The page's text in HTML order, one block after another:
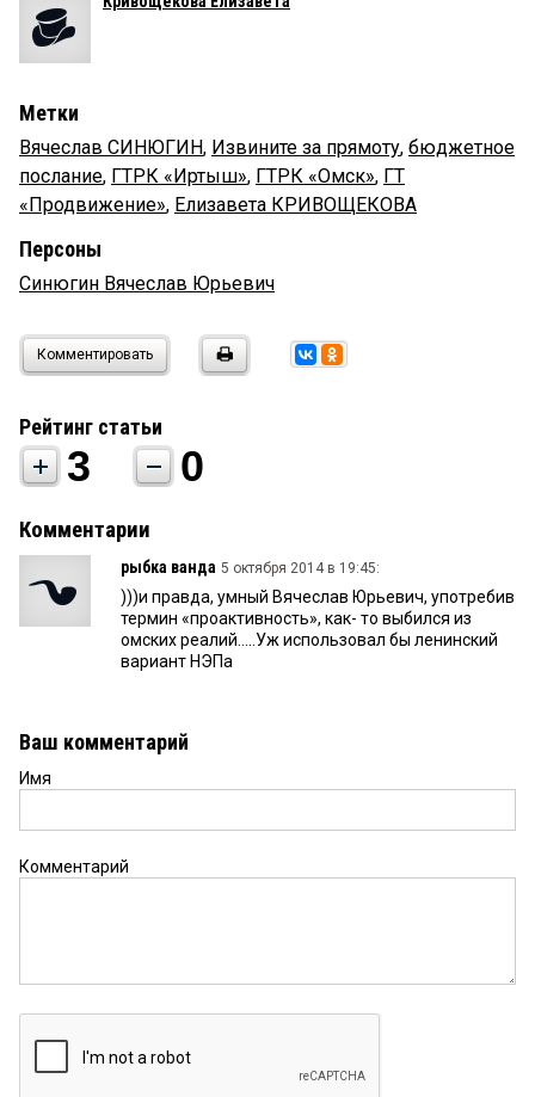
Метки
Вячеслав СИНЮГИН, Извините за прямоту, бюджетное
послание, ГТРК «Иртыш», ГТРК «Омск», ГТ
«Продвижение», Елизавета КРИВОЩЕКОВА
Персоны
Синюгин Вячеслав Юрьевич
Комментировать
Рейтинг статьи
3 0
Комментарии
рыбка ванда 5 октября 2014 в 19:45:
)))и правда, умный Вячеслав Юрьевич, употребив
термин «проактивность», как- то выбился из
омских реалий.....Уж использовал бы ленинский
вариант НЭПа
Ваш комментарий
Имя
Комментарий